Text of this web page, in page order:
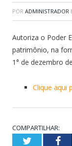
POR ADMINISTRADOR
Autoriza o Poder
patrimônio, na
1° de dezembro
Clique aqui
COMPARTILHAR:
Twitter